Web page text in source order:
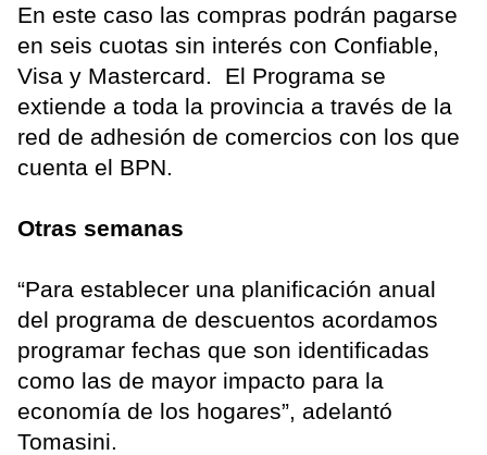
En este caso las compras podrán pagarse
en seis cuotas sin interés con Confiable,
Visa y Mastercard. El Programa se
extiende a toda la provincia a través de la
red de adhesión de comercios con los que
cuenta el BPN.
Otras semanas
“Para establecer una planificación anual
del programa de descuentos acordamos
programar fechas que son identificadas
como las de mayor impacto para la
economía de los hogares”, adelantó
Tomasini.